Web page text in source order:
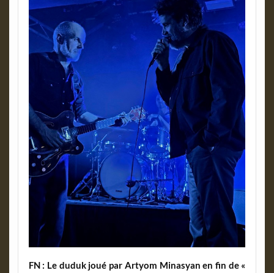
FN : Le duduk joué par Artyom Minasyan en fin de «